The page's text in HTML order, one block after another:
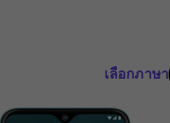
เลือกภาษา